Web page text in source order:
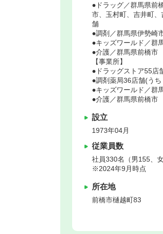
●ドラッグ／群馬県前
市、玉村町、吉井町
舗
●調剤／群馬県伊勢崎
●キッズワールド／群
●介護／群馬県前橋市
【事業所】
●ドラッグストア55店
●調剤薬局36店舗(う
●キッズワールド／群
●介護／群馬県前橋市
設立
1973年04月
従業員数
社員330名（男155、
※2024年9月時点
所在地
前橋市樋越町83